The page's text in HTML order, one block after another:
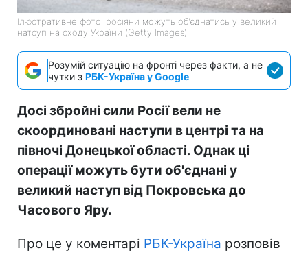
Ілюстративне фото: росіяни можуть об'єднатись у великий
натсуп на сходу України (Getty Images)
Розумій ситуацію на фронті через факти, а не
чутки з РБК-Україна у Google
Досі збройні сили Росії вели не
скоординовані наступи в центрі та на
півночі Донецької області. Однак ці
операції можуть бути об'єднані у
великий наступ від Покровська до
Часового Яру.
Про це у коментарі РБК-Україна розповів